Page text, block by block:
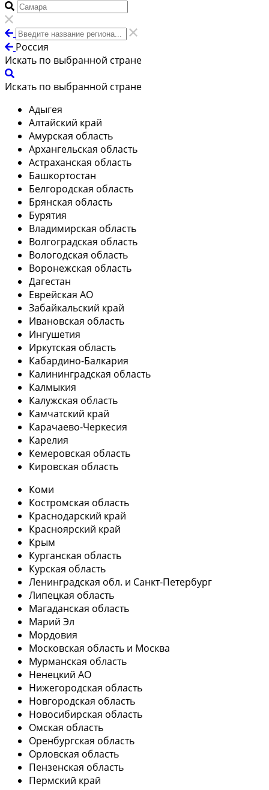
Россия
Искать по выбранной стране
Искать по выбранной стране
Адыгея
Алтайский край
Амурская область
Архангельская область
Астраханская область
Башкортостан
Белгородская область
Брянская область
Бурятия
Владимирская область
Волгоградская область
Вологодская область
Воронежская область
Дагестан
Еврейская АО
Забайкальский край
Ивановская область
Ингушетия
Иркутская область
Кабардино-Балкария
Калининградская область
Калмыкия
Калужская область
Камчатский край
Карачаево-Черкесия
Карелия
Кемеровская область
Кировская область
Коми
Костромская область
Краснодарский край
Красноярский край
Крым
Курганская область
Курская область
Ленинградская обл. и Санкт-Петербург
Липецкая область
Магаданская область
Марий Эл
Мордовия
Московская область и Москва
Мурманская область
Ненецкий АО
Нижегородская область
Новгородская область
Новосибирская область
Омская область
Оренбургская область
Орловская область
Пензенская область
Пермский край